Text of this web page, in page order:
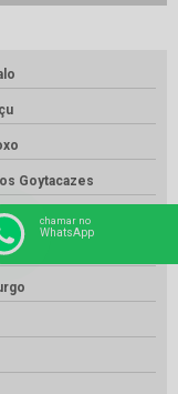
Goytacazes
chamar no
WhatsApp